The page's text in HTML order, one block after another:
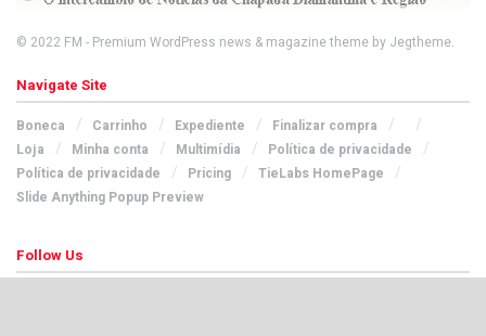
© 2022 FM - Premium WordPress news & magazine theme by Jegtheme.
Navigate Site
Boneca Carrinho Expediente
Finalizar compra
Loja
Minha conta Multimídia
Política de privacidade
Política de privacidade
Pricing
TieLabs HomePage
Slide Anything Popup Preview
Follow Us